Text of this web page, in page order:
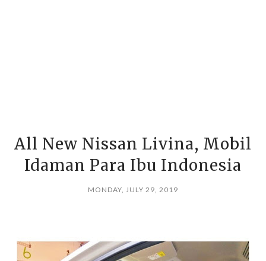
All New Nissan Livina, Mobil
Idaman Para Ibu Indonesia
MONDAY, JULY 29, 2019